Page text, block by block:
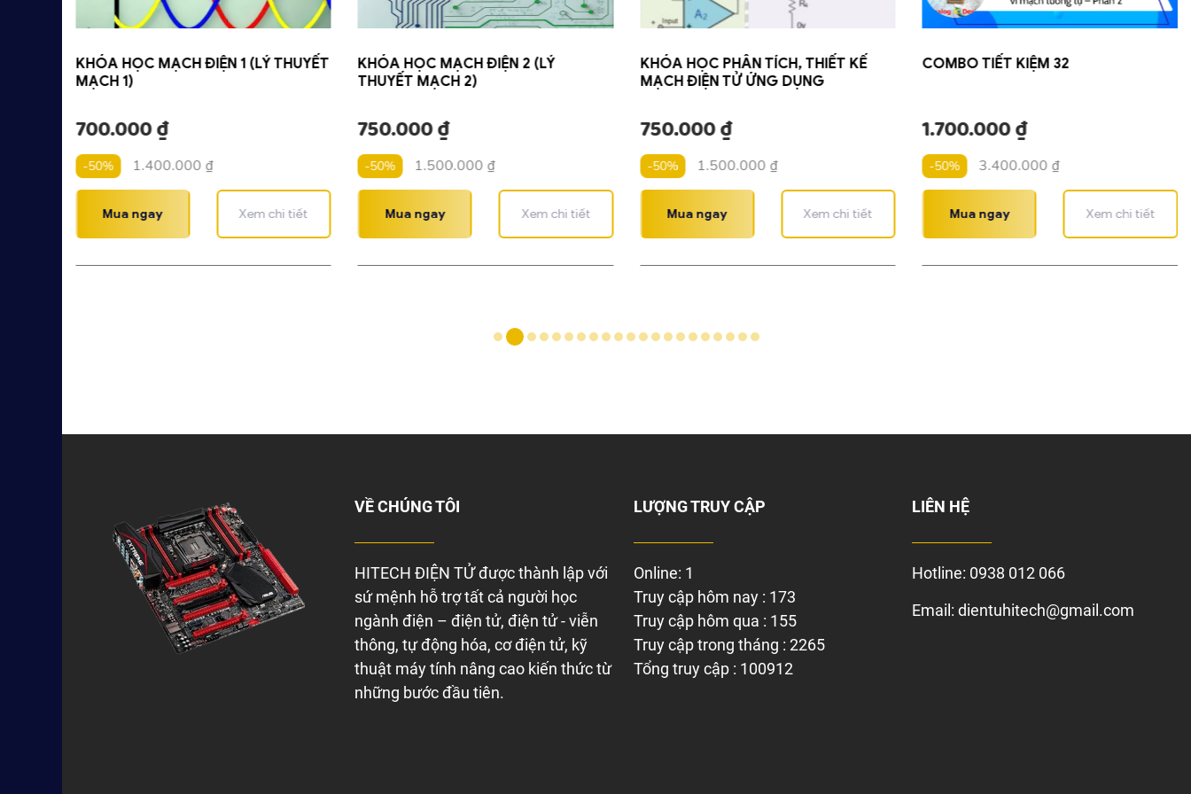
KHÓA HỌC MẠCH ĐIỆN 1 (LÝ THUYẾT
MẠCH 1)
700.000₫
-50% 1.400.000 ₫
Mua ngay Xem chi tiết
KHÓA HỌC MẠCH ĐIỆN 2 (LÝ
THUYẾT MẠCH 2)
750.000₫
-50% 1.500.000 ₫
Mua ngay Xem chi tiết
KHÓA HỌC PHÂN TÍCH, THIẾT KẾ
MẠCH ĐIỆN TỬ ỨNG DỤNG
750.000₫
-50% 1.500.000 ₫
Mua ngay Xem chi tiết
COMBO TIẾT KIỆM 32
1.700.000₫
-50% 3.400.000 ₫
Mua ngay Xem chi tiết
VỀ CHÚNG TÔI
HITECH ĐIỆN TỬ được thành lập với
sứ mệnh hỗ trợ tất cả người học
ngành điện – điện tử, điện tử - viễn
thông, tự động hóa, cơ điện tử, kỹ
thuật máy tính nâng cao kiến thức từ
những bước đầu tiên.
LƯỢNG TRUY CẬP
Online: 1
Truy cập hôm nay : 173
Truy cập hôm qua : 155
Truy cập trong tháng : 2265
Tổng truy cập : 100912
LIÊN HỆ
Hotline: 0938 012 066
Email:dientuhitech@gmail.com